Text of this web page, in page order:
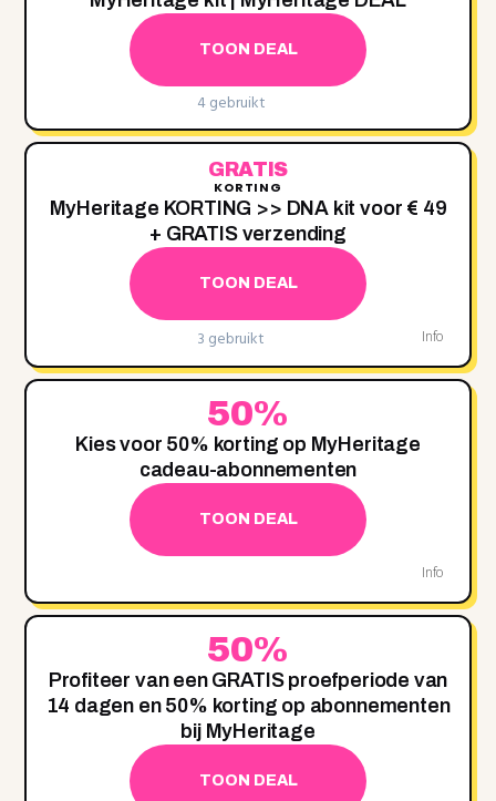
TOON DEAL
4 gebruikt
GRATIS
KORTING
MyHeritage KORTING >> DNA kit voor € 49
+ GRATIS verzending
TOON DEAL
3 gebruikt Info
50%
Kies voor 50% korting op MyHeritage
cadeau-abonnementen
TOON DEAL
Info
50%
Profiteer van een GRATIS proefperiode van
14 dagen en 50% korting op abonnementen
bij MyHeritage
TOON DEAL